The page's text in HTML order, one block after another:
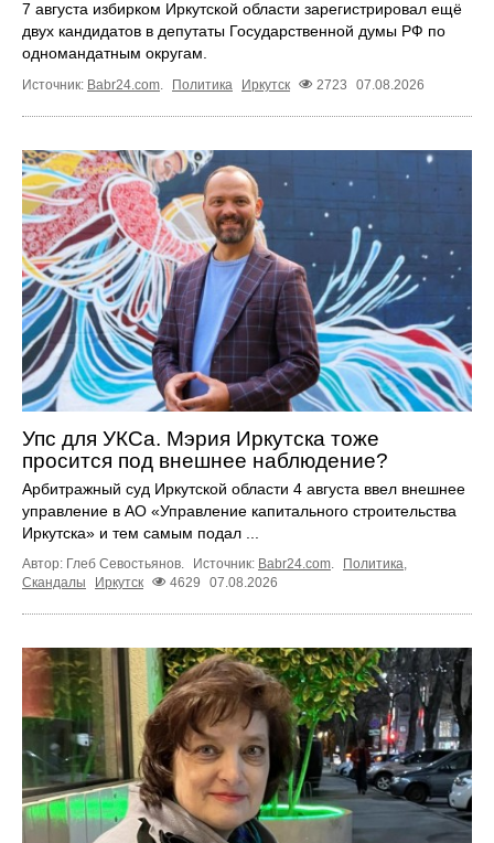
7 августа избирком Иркутской области зарегистрировал ещё
двух кандидатов в депутаты Государственной думы РФ по
одномандатным округам.
Источник: Babr24.com. Политика Иркутск 2723 07.08.2026
Упс для УКСа. Мэрия Иркутска тоже
просится под внешнее наблюдение?
Арбитражный суд Иркутской области 4 августа ввел внешнее
управление в АО «Управление капитального строительства
Иркутска» и тем самым подал ...
Автор: Глеб Севостьянов. Источник: Babr24.com Политика
Скандалы
Иркутск 4629 07.08.2026